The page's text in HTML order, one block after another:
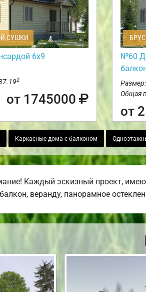
СУШКИ
6х9
2
от 1745000
№60
Общая
от
Каркасные дома с балконом
Каждый эскизный проект,
веранду, панорамное